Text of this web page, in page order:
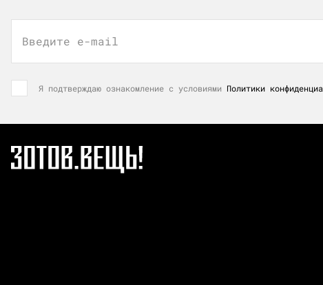
Введите e-mail
Я подтверждаю ознакомление с условиями Политики